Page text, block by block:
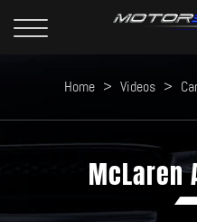
Home > Videos >
McLaren